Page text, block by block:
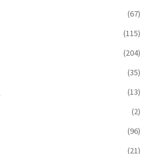
(67)
(115)
(204)
(35)
(13)
(2)
(96)
(21)